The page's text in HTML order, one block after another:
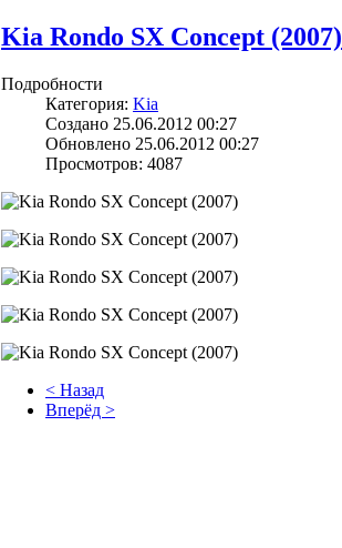
Kia Rondo SX Concept (2007)
Подробности
Категория: Kia
Создано 25.06.2012 00:27
Обновлено 25.06.2012 00:27
Просмотров: 4087
< Назад
Вперёд >